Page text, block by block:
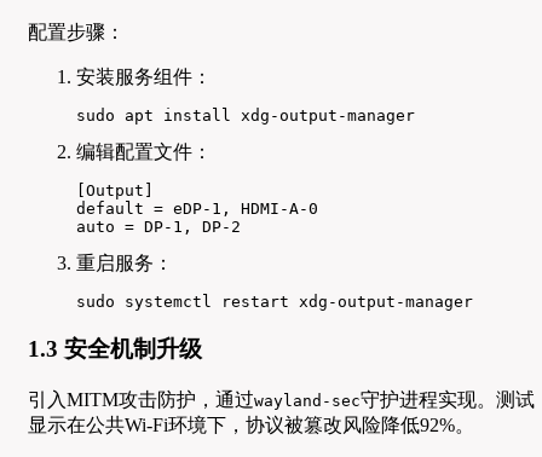
配置步骤：
安装服务组件：
sudo apt install xdg-output-manager
编辑配置文件：
[Output]
default = eDP-1, HDMI-A-0
auto = DP-1, DP-2
重启服务：
sudo systemctl restart xdg-output-manager
1.3 安全机制升级
引入MITM攻击防护，通过wayland-sec守护进程实现。测试
显示在公共Wi-Fi环境下，协议被篡改风险降低92%。